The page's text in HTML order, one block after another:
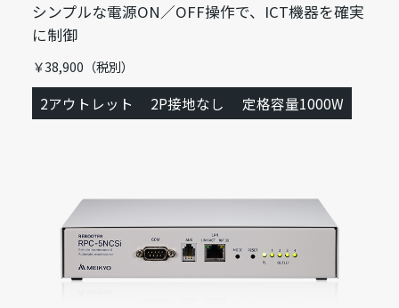
シンプルな電源ON／OFF操作で、ICT機器を確実
に制御
￥38,900（税別）
2アウトレット 2P接地なし 定格容量1000W